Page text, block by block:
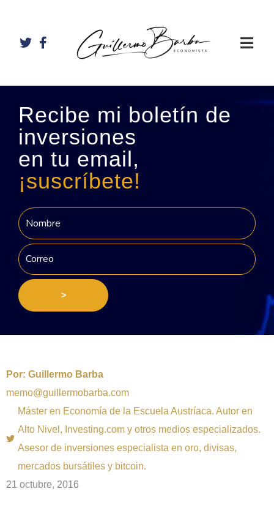
Recibe mi boletín de
inversiones
en tu email,
¡suscríbete!
>
Por: Guillermo Barba
memo@guillermobarba.com
Máster en Economía de la Escuela Austríaca. Autor en
Alto Nivel, Investing.com y otros medios especializados.
Asesor de inversiones especialista en oro, divisas,
mercados bursátiles y bitcoin.
21 octubre, 2016